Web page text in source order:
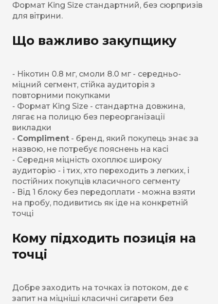
Формат King Size стандартний, без сюрпризів
для вітрини.
Що важливо закупщику
- Нікотин 0.8 мг, смоли 8.0 мг - середньо-
міцний сегмент, стійка аудиторія з
повторними покупками
- Формат King Size - стандартна довжина,
лягає на полицю без переорганізації
викладки
- Compliment - бренд, який покупець знає за
назвою, не потребує пояснень на касі
- Середня міцність охоплює широку
аудиторію - і тих, хто переходить з легких, і
постійних покупців класичного сегменту
- Від 1 блоку без передоплати - можна взяти
на пробу, подивитись як іде на конкретній
точці
Кому підходить позиція на
точці
Добре заходить на точках із потоком, де є
запит на міцніші класичні сигарети без